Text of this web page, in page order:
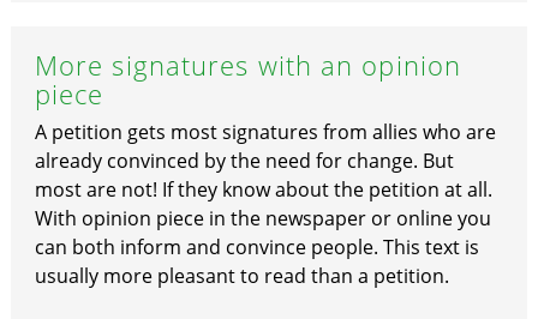
More signatures with an opinion
piece
A petition gets most signatures from allies who are
already convinced by the need for change. But
most are not! If they know about the petition at all.
With opinion piece in the newspaper or online you
can both inform and convince people. This text is
usually more pleasant to read than a petition.